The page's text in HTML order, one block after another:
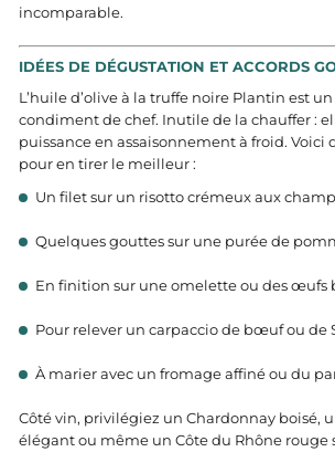
incomparable.
IDÉES DE DÉGUSTATION ET ACCORDS
L’huile d’olive à la truffe noire Plantin est
condiment de chef. Inutile de la chauffer :
puissance en assaisonnement à froid. Voici
pour en tirer le meilleur :
Un filet sur un risotto crémeux aux
Quelques gouttes sur une purée de
En finition sur une omelette ou des œufs
Pour relever un carpaccio de bœuf ou de
À marier avec un fromage affiné ou du
Côté vin, privilégiez un Chardonnay boisé,
élégant ou même un Côte du Rhône rouge